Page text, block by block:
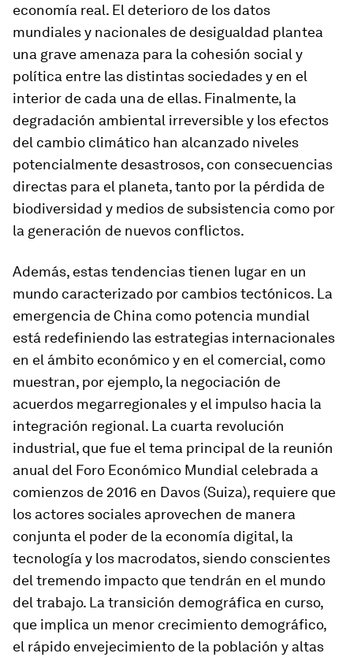
economía real. El deterioro de los datos
mundiales y nacionales de desigualdad plantea
una grave amenaza para la cohesión social y
política entre las distintas sociedades y en el
interior de cada una de ellas. Finalmente, la
degradación ambiental irreversible y los efectos
del cambio climático han alcanzado niveles
potencialmente desastrosos, con consecuencias
directas para el planeta, tanto por la pérdida de
biodiversidad y medios de subsistencia como por
la generación de nuevos conflictos.
Además, estas tendencias tienen lugar en un
mundo caracterizado por cambios tectónicos. La
emergencia de China como potencia mundial
está redefiniendo las estrategias internacionales
en el ámbito económico y en el comercial, como
muestran, por ejemplo, la negociación de
acuerdos megarregionales y el impulso hacia la
integración regional. La cuarta revolución
industrial, que fue el tema principal de la reunión
anual del Foro Económico Mundial celebrada a
comienzos de 2016 en Davos (Suiza), requiere que
los actores sociales aprovechen de manera
conjunta el poder de la economía digital, la
tecnología y los macrodatos, siendo conscientes
del tremendo impacto que tendrán en el mundo
del trabajo. La transición demográfica en curso,
que implica un menor crecimiento demográfico,
el rápido envejecimiento de la población y altas